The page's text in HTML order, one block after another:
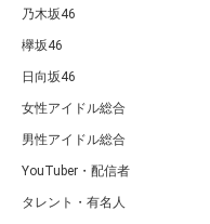
乃木坂46
欅坂46
日向坂46
女性アイドル総合
男性アイドル総合
YouTuber・配信者
タレント・有名人